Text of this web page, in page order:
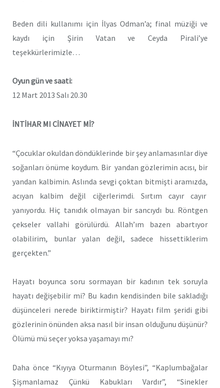
Beden dili kullanımı için İlyas Odman’a; final müziği ve
kaydı için Şirin Vatan ve Ceyda Pirali’ye
teşekkürlerimizle…
Oyun gün ve saati:
12 Mart 2013 Salı 20.30
İNTİHAR MI CİNAYET Mİ?
“Çocuklar okuldan döndüklerinde bir şey anlamasınlar diye
soğanları önüme koydum. Bir yandan gözlerimin acısı, bir
yandan kalbimin. Aslında sevgi çoktan bitmişti aramızda,
acıyan kalbim değil ciğerlerimdi. Sırtım cayır cayır
yanıyordu. Hiç tanıdık olmayan bir sancıydı bu. Röntgen
çekseler vallahi görülürdü. Allah’ım bazen abartıyor
olabilirim, bunlar yalan değil, sadece hissettiklerim
gerçekten.”
Hayatı boyunca soru sormayan bir kadının tek soruyla
hayatı değişebilir mi? Bu kadın kendisinden bile sakladığı
düşünceleri nerede biriktirmiştir? Hayatı film şeridi gibi
gözlerinin önünden aksa nasıl bir insan olduğunu düşünür?
Ölümü mü seçer yoksa yaşamayı mı?
Daha önce “Kıyıya Oturmanın Böylesi”, “Kaplumbağalar
Şişmanlamaz Çünkü Kabukları Vardır”, “Sinekler